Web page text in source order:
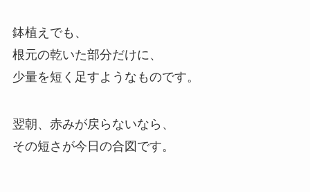
鉢植えでも、
根元の乾いた部分だけに、
少量を短く足すようなものです。
翌朝、赤みが戻らないなら、
その短さが今日の合図です。